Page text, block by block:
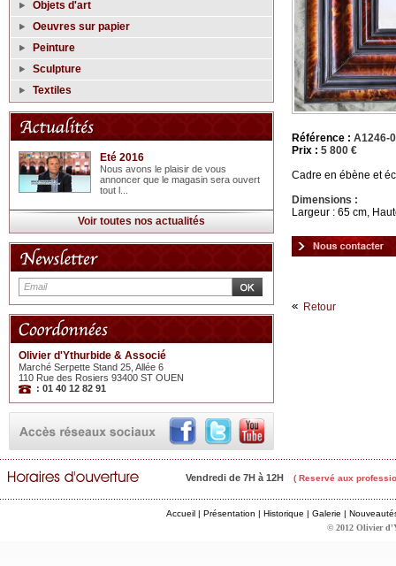
Objets d'art
Oeuvres sur papier
Peinture
Sculpture
Textiles
Eté 2016
Nous avons le plaisir de vous
annoncer que le magasin sera ouvert
tout l...
Voir toutes nos actualités
Olivier d'Ythurbide & Associé
Marché Serpette Stand 25, Allée 6
110 Rue des Rosiers 93400 ST OUEN
: 01 40 12 82 91
Référence : A1246-
Prix : 5 800 €
Cadre en ébène et
Dimensions :
Largeur : 65 cm,
Retour
Vendredi de 7H à 12H ( Reservé aux
Accueil | Présentation | Historique | Galerie |
© 2012 Olivier